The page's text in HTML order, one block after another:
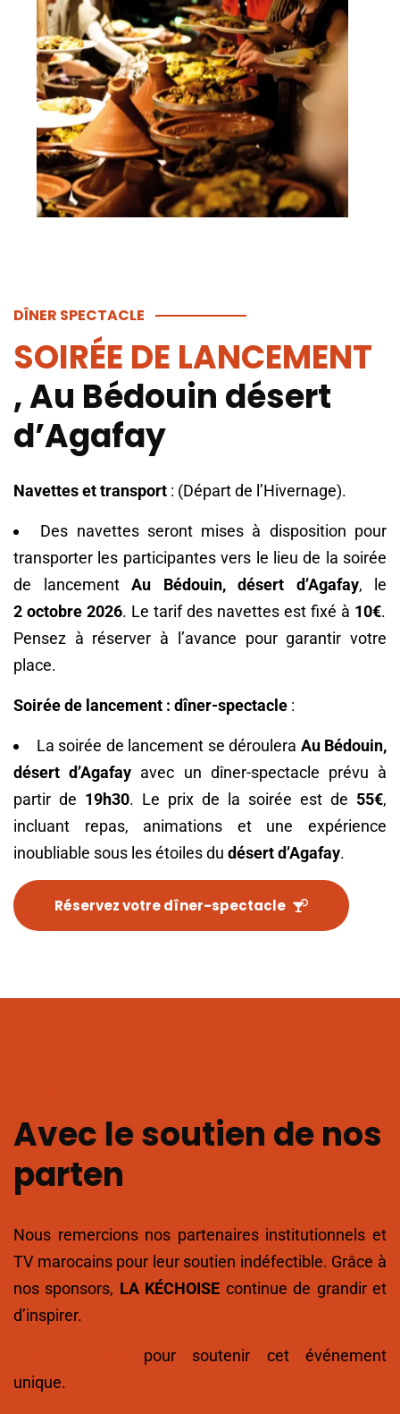
DÎNER SPECTACLE
SOIRÉE DE LANCEMENT
,Au Bédouin désert
d’Agafay
Navettes et transport : (Départ de l’Hivernage).
Des navettes seront mises à disposition pour
transporter les participantes vers le lieu de la soirée
de lancementAu Bédouin, désert d’Agafay, le
2 octobre 2026. Le tarif des navettes est fixé à 10€.
Pensez à réserver à l’avance pour garantir votre
place.
Soirée de lancement : dîner-spectacle :
La soirée de lancement se déroulera Au Bédouin,
désert d’Agafay avec un dîner-spectacle prévu à
partir de 19h30. Le prix de la soirée est de 55€,
incluant repas, animations et une expérience
inoubliable sous les étoiles du désert d’Agafay.
Réservez votre dîner-spectacle
Avec le soutien de nos
pa
Nous remercions nos partenaires institutionnels et
TV marocains pour leur soutien indéfectible. Grâce à
nos sponsors, LA KÉCHOISE continue de grandir et
d’inspirer.
pour soutenir cet événement
unique.